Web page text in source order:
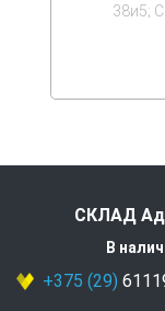
38и5;
СКЛАД
В
+375 (29)